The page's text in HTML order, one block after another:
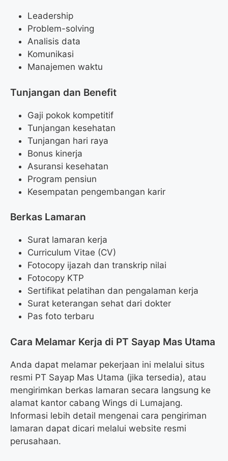
Leadership
Problem-solving
Analisis data
Komunikasi
Manajemen waktu
Tunjangan dan Benefit
Gaji pokok kompetitif
Tunjangan kesehatan
Tunjangan hari raya
Bonus kinerja
Asuransi kesehatan
Program pensiun
Kesempatan pengembangan karir
Berkas Lamaran
Surat lamaran kerja
Curriculum Vitae (CV)
Fotocopy ijazah dan transkrip nilai
Fotocopy KTP
Sertifikat pelatihan dan pengalaman kerja
Surat keterangan sehat dari dokter
Pas foto terbaru
Cara Melamar Kerja di PT Sayap Mas Utama
Anda dapat melamar pekerjaan ini melalui situs
resmi PT Sayap Mas Utama (jika tersedia), atau
mengirimkan berkas lamaran secara langsung ke
alamat kantor cabang Wings di Lumajang.
Informasi lebih detail mengenai cara pengiriman
lamaran dapat dicari melalui website resmi
perusahaan.